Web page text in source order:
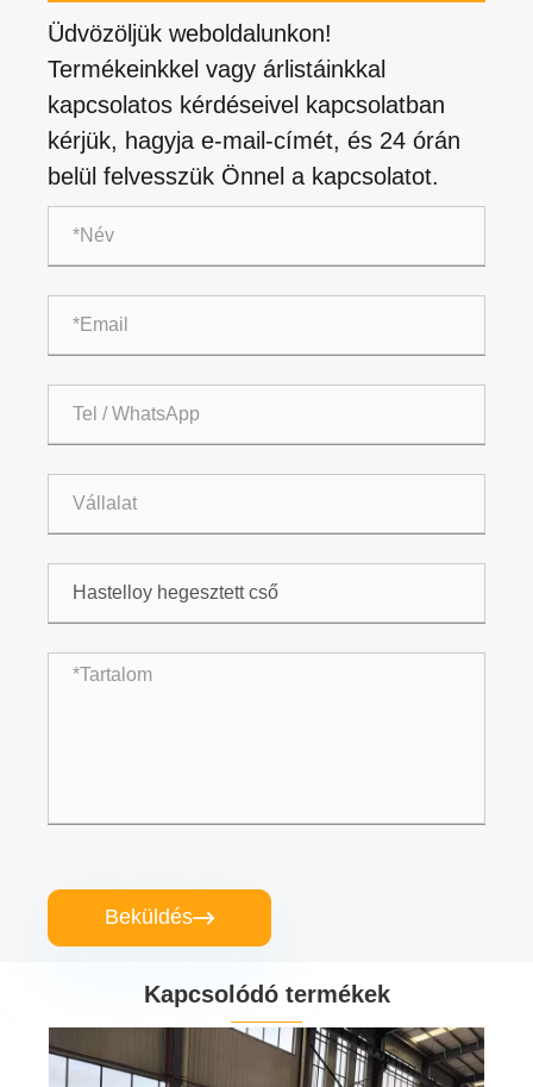
Üdvözöljük weboldalunkon!
Termékeinkkel vagy árlistáinkkal
kapcsolatos kérdéseivel kapcsolatban
kérjük, hagyja e-mail-címét, és 24 órán
belül felvesszük Önnel a kapcsolatot.
Beküldés
Kapcsolódó termékek